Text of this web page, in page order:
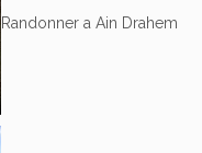
Randonner a Ain Drahem